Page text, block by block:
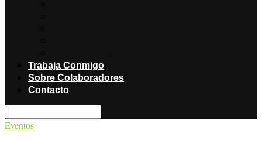
Trabaja Conmigo
Sobre Colaboradores
Contacto
Eventos